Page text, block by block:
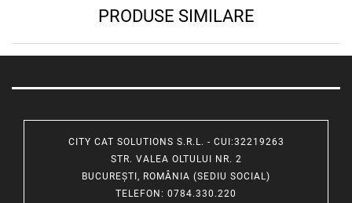
PRODUSE SIMILARE
CITY CAT SOLUTIONS S.R.L. - CUI:32219263
STR. VALEA OLTULUI NR. 2
BUCUREȘTI, ROMÂNIA (SEDIU SOCIAL)
TELEFON : 0784.330.220